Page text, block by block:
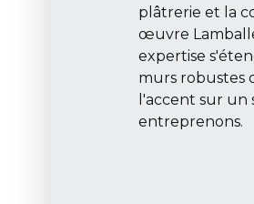
plâtrerie et la
œuvre
expertise
murs robustes
l'accent sur
entreprenons.